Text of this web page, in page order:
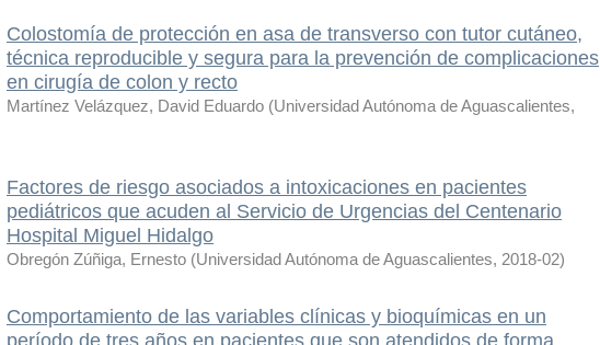
Colostomía de protección en asa de transverso con tutor cutáneo,
técnica reproducible y segura para la prevención de complicaciones
en cirugía de colon y recto
Martínez Velázquez, David Eduardo (Universidad Autónoma de Aguascalientes,
Factores de riesgo asociados a intoxicaciones en pacientes
pediátricos que acuden al Servicio de Urgencias del Centenario
Hospital Miguel Hidalgo
Obregón Zúñiga, Ernesto (Universidad Autónoma de Aguascalientes, 2018-02)
Comportamiento de las variables clínicas y bioquímicas en un
período de tres años en pacientes que son atendidos de forma